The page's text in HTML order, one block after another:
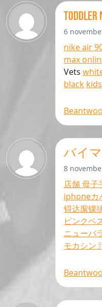
toddler
6
nike air
max
Vets
black
バイ
8
店舗 母子
iphoneカ
锝达緳锞
ピンクベ
ニューバ
モカシン